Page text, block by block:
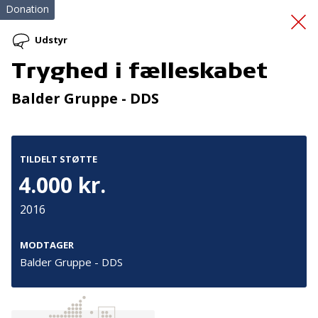
Tryghed i fælleskabet
Donation
Udstyr
Tryghed i fælleskabet
Balder Gruppe - DDS
TILDELT STØTTE
4.000 kr.
2016
MODTAGER
Balder Gruppe - DDS
Tilmeld nyhedsbrev
De seneste nyheder om TrygFondens og TryghedsGruppens
aktiviteter direkte i din indbakke.
Tilmeld